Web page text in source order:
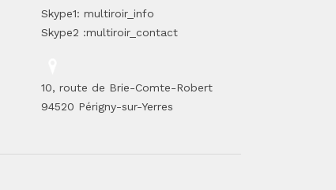
Skype1: multiroir_info
Skype2 :multiroir_contact
10, route de Brie-Comte-Robert
94520 Périgny-sur-Yerres